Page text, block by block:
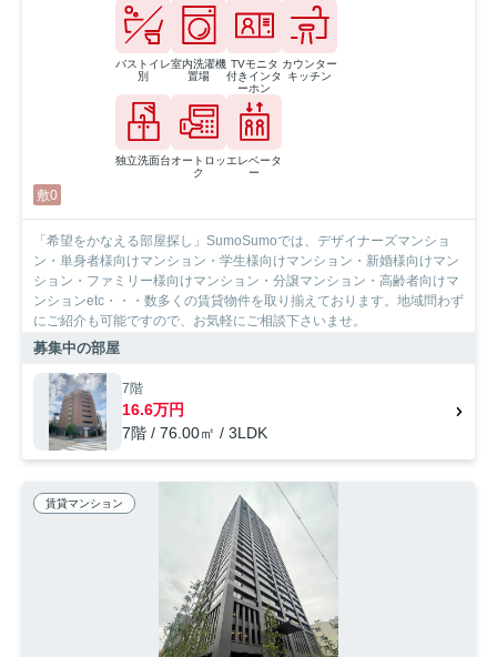
バストイレ
別
室内洗濯機
置場
TVモニタ
付きインタ
ーホン
カウンター
キッチン
独立洗面台オートロッ
ク
エレベータ
ー
敷0
「希望をかなえる部屋探し」SumoSumoでは、デザイナーズマンショ
ン・単身者様向けマンション・学生様向けマンション・新婚様向けマン
ション・ファミリー様向けマンション・分譲マンション・高齢者向けマ
ンションetc・・・数多くの賃貸物件を取り揃えております。地域問わず
にご紹介も可能ですので、お気軽にご相談下さいませ。
募集中の部屋
7階
16.6万円
7階 / 76.00㎡ / 3LDK
賃貸マンション